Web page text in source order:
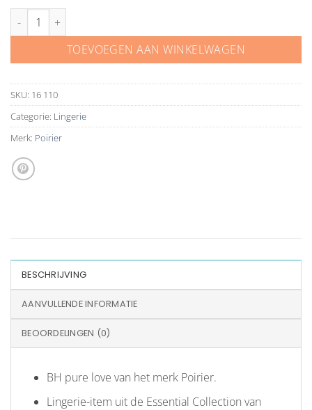
Poirier BH pure love 16 110 aantal
TOEVOEGEN AAN WINKELWAGEN
SKU: 16 110
Categorie: Lingerie
Merk: Poirier
BESCHRIJVING
AANVULLENDE INFORMATIE
BEOORDELINGEN (0)
BH pure love van het merk Poirier.
Lingerie-item uit de Essential Collection van